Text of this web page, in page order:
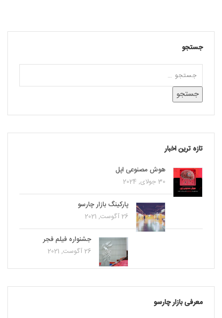
جستجو
تازه ترین اخبار
هوش مصنوعی اپل
30 جولای, 2024
پاركينگ بازار چارسو
26 آگوست, 2021
جشنواره فیلم فجر
26 آگوست, 2021
معرفی بازار چارسو